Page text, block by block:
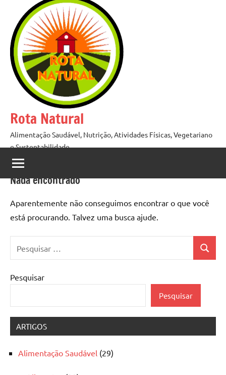
conteúdo
Rota Natural
Alimentação Saudável, Nutrição, Atividades Físicas, Vegetariano
e Sustentabilidade
Nada encontrado
Aparentemente não conseguimos encontrar o que você
está procurando. Talvez uma busca ajude.
por:
Pesquisar
Pesquisar
ARTIGOS
Alimentação Saudável (29)